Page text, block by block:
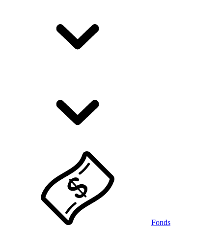
Fonds